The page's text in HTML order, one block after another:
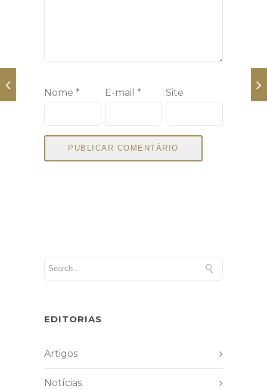
Nome * E-mail * Site
EDITORIAS
Artigos
Notícias